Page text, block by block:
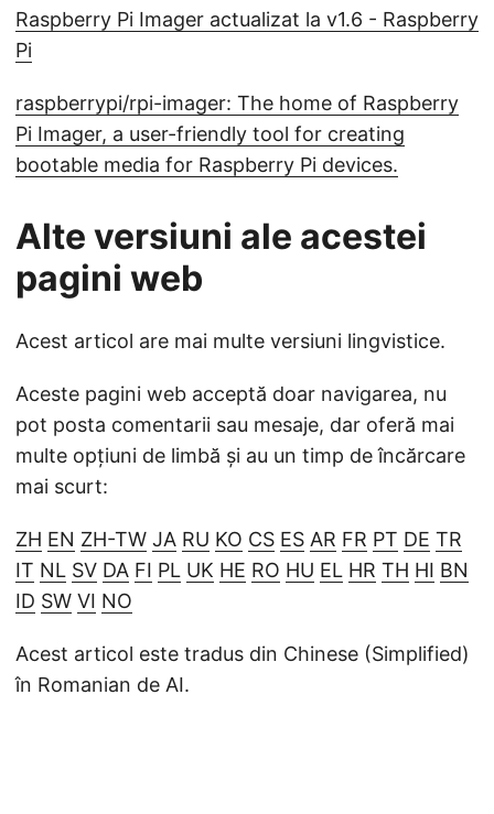
Raspberry Pi Imager actualizat la v1.6 - Raspberry
Pi
raspberrypi/rpi-imager: The home of Raspberry
Pi Imager, a user-friendly tool for creating
bootable media for Raspberry Pi devices.
Alte versiuni ale acestei
pagini web
Acest articol are mai multe versiuni lingvistice.
Aceste pagini web acceptă doar navigarea, nu
pot posta comentarii sau mesaje, dar oferă mai
multe opțiuni de limbă și au un timp de încărcare
mai scurt:
ZH EN ZH-TW JA RU KO CS ES AR FR PT DE TR
IT NL SV DA FI PL UK HE RO HU EL HR TH HI BN
ID SW VI NO
Acest articol este tradus din Chinese (Simplified)
în Romanian de AI.